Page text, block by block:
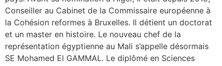
Conseiller au Cabinet de la Commissaire européenne à
la Cohésion reformes à Bruxelles. Il détient un doctorat
et un master en histoire. Le nouveau chef de la
représentation égyptienne au Mali s’appelle désormais
SE Mohamed El GAMMAL. Le diplômé en Sciences